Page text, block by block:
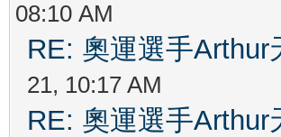
08:10 AM
RE: 奧運選手
21, 10:17 AM
RE: 奧運選手